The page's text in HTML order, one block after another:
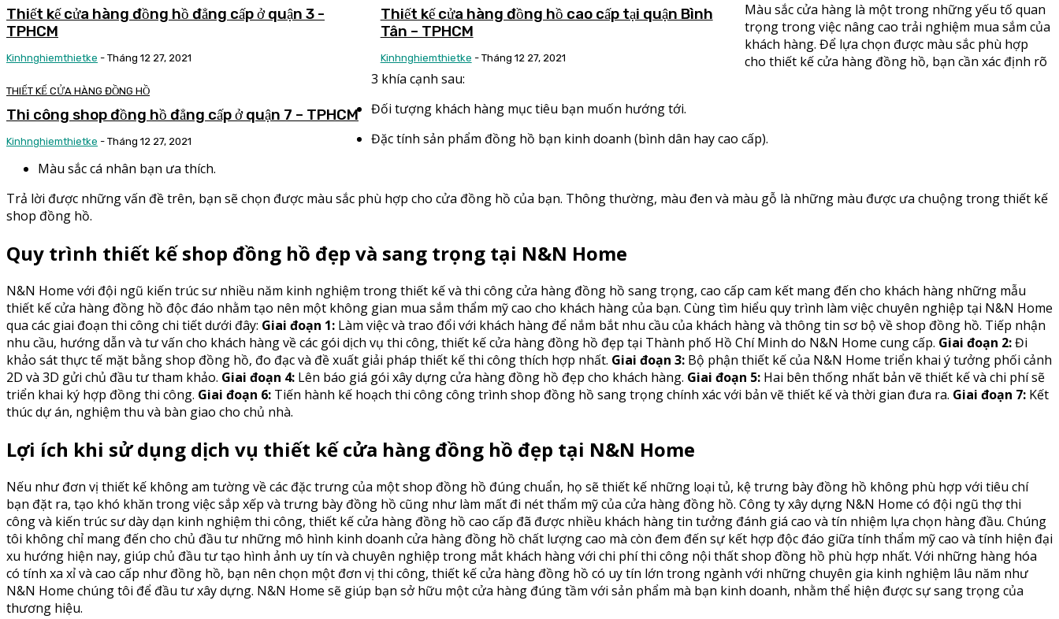
Thiết kế cửa hàng đồng hồ đẳng cấp ở quận 3 -
TPHCM
Kinhnghiemthietke - Tháng 12 27, 2021
Thiết kế cửa hàng đồng hồ cao cấp tại quận Bình
Tân – TPHCM
Kinhnghiemthietke - Tháng 12 27, 2021
THIẾT KẾ CỬA HÀNG ĐỒNG HỒ
Thi công shop đồng hồ đẳng cấp ở quận 7 – TPHCM
Kinhnghiemthietke - Tháng 12 27, 2021
Màu sắc cửa hàng là một trong những yếu tố quan
trọng trong việc nâng cao trải nghiệm mua sắm của
khách hàng. Để lựa chọn được màu sắc phù hợp
cho thiết kế cửa hàng đồng hồ, bạn cần xác định rõ
3 khía cạnh sau:
Đối tượng khách hàng mục tiêu bạn muốn hướng tới.
Đặc tính sản phẩm đồng hồ bạn kinh doanh (bình dân hay cao cấp).
Màu sắc cá nhân bạn ưa thích.
Trả lời được những vấn đề trên, bạn sẽ chọn được màu sắc phù hợp cho cửa đồng hồ của bạn. Thông thường, màu đen và màu gỗ là những màu được ưa chuộng trong thiết kế
shop đồng hồ.
Quy trình thiết kế shop đồng hồ đẹp và sang trọng tại N&N Home
N&N Home với đội ngũ kiến trúc sư nhiều năm kinh nghiệm trong thiết kế và thi công cửa hàng đồng hồ sang trọng, cao cấp cam kết mang đến cho khách hàng những mẫu
thiết kế cửa hàng đồng hồ độc đáo nhằm tạo nên một không gian mua sắm thẩm mỹ cao cho khách hàng của bạn. Cùng tìm hiểu quy trình làm việc chuyên nghiệp tại N&N Home
qua các giai đoạn thi công chi tiết dưới đây: Giai đoạn 1: Làm việc và trao đổi với khách hàng để nắm bắt nhu cầu của khách hàng và thông tin sơ bộ về shop đồng hồ. Tiếp nhận
nhu cầu, hướng dẫn và tư vấn cho khách hàng về các gói dịch vụ thi công, thiết kế cửa hàng đồng hồ đẹp tại Thành phố Hồ Chí Minh do N&N Home cung cấp. Giai đoạn 2:Đi
khảo sát thực tế mặt bằng shop đồng hồ, đo đạc và đề xuất giải pháp thiết kế thi công thích hợp nhất. Giai đoạn 3: Bộ phận thiết kế của N&N Home triển khai ý tưởng phối cảnh
2D và 3D gửi chủ đầu tư tham khảo. Giai đoạn 4: Lên báo giá gói xây dựng cửa hàng đồng hồ đẹp cho khách hàng. Giai đoạn 5: Hai bên thống nhất bản vẽ thiết kế và chi phí sẽ
triển khai ký hợp đồng thi công. Giai đoạn 6: Tiến hành kế hoạch thi công công trình shop đồng hồ sang trọng chính xác với bản vẽ thiết kế và thời gian đưa ra. Giai đoạn 7: Kết
thúc dự án, nghiệm thu và bàn giao cho chủ nhà.
Lợi ích khi sử dụng dịch vụ thiết kế cửa hàng đồng hồ đẹp tại N&N Home
Nếu như đơn vị thiết kế không am tường về các đặc trưng của một shop đồng hồ đúng chuẩn, họ sẽ thiết kế những loại tủ, kệ trưng bày đồng hồ không phù hợp với tiêu chí
bạn đặt ra, tạo khó khăn trong việc sắp xếp và trưng bày đồng hồ cũng như làm mất đi nét thẩm mỹ của cửa hàng đồng hồ. Công ty xây dựng N&N Home có đội ngũ thợ thi
công và kiến trúc sư dày dạn kinh nghiệm thi công, thiết kế cửa hàng đồng hồ cao cấp đã được nhiều khách hàng tin tưởng đánh giá cao và tín nhiệm lựa chọn hàng đầu. Chúng
tôi không chỉ mang đến cho chủ đầu tư những mô hình kinh doanh cửa hàng đồng hồ chất lượng cao mà còn đem đến sự kết hợp độc đáo giữa tính thẩm mỹ cao và tính hiện đại
xu hướng hiện nay, giúp chủ đầu tư tạo hình ảnh uy tín và chuyên nghiệp trong mắt khách hàng với chi phí thi công nội thất shop đồng hồ phù hợp nhất. Với những hàng hóa
có tính xa xỉ và cao cấp như đồng hồ, bạn nên chọn một đơn vị thi công, thiết kế cửa hàng đồng hồ có uy tín lớn trong ngành với những chuyên gia kinh nghiệm lâu năm như
N&N Home chúng tôi để đầu tư xây dựng. N&N Home sẽ giúp bạn sở hữu một cửa hàng đúng tầm với sản phẩm mà bạn kinh doanh, nhằm thể hiện được sự sang trọng của
thương hiệu.